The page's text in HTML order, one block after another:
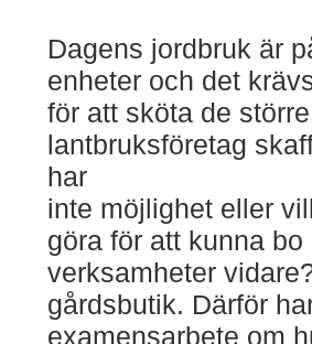
Dagens jordbruk är
enheter och det
för att sköta de
lantbruksföretag
har
inte möjlighet eller
göra för att kunna
verksamheter
gårdsbutik. Därför
examensarbete om